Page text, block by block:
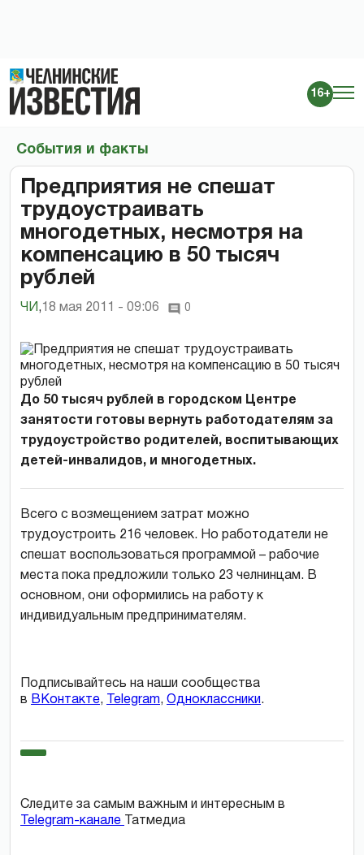
16+
События и факты
Предприятия не спешат
трудоустраивать
многодетных, несмотря на
компенсацию в 50 тысяч
рублей
ЧИ , 18 мая 2011 - 09:06 0
До 50 тысяч рублей в городском Центре
занятости готовы вернуть работодателям за
трудоустройство родителей, воспитывающих
детей-инвалидов, и многодетных.
Всего с возмещением затрат можно
трудоустроить 216 человек. Но работодатели не
спешат воспользоваться программой – рабочие
места пока предложили только 23 челнинцам. В
основном, они оформились на работу к
индивидуальным предпринимателям.
Подписывайтесь на наши сообщества
в ВКонтакте, Telegram, Одноклассники.
Следите за самым важным и интересным в
Telegram-канале
Татмедиа